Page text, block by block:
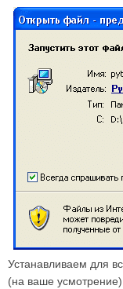
Устанавливаем для
(на ваше усмотрение).